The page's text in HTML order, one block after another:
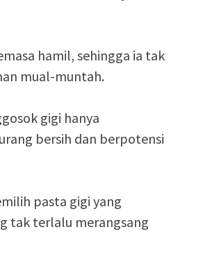
hamil, sehingga ia tak
mual-muntah.
gigi hanya
bersih dan berpotensi
pasta gigi yang
tak terlalu merangsang